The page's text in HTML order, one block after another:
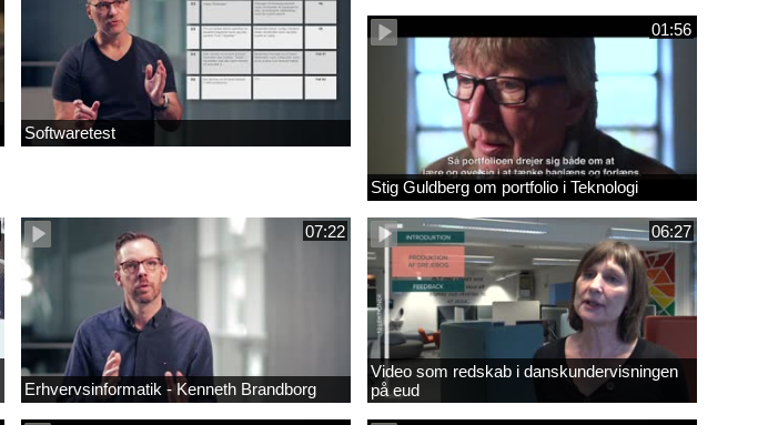
Softwaretest
01:56
Stig Guldberg om portfolio i Teknologi
07:22
Erhvervsinformatik - Kenneth Brandborg
06:27
Video som redskab i danskundervisningen
på eud